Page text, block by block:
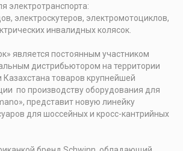
электротранспорта:
электроскутеров, электромотоциклов,
инвалидных колясок.
является постоянным участником
дистрибьютором на территории
Казахстана товаров крупнейшей
по производству оборудования для
представит новую линейку
для шоссейных и кросс-кантрийных